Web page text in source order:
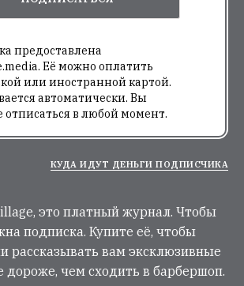
предоставлена
Её можно оплатить
или иностранной картой.
автоматически. Вы
отписаться в любой момент.
КУДА ИДУТ ДЕНЬГИ ПОДПИСЧИКА
это платный журнал. Чтобы
подписка. Купите её, чтобы
рассказывать вам эксклюзивные
дороже, чем сходить в барбершоп.